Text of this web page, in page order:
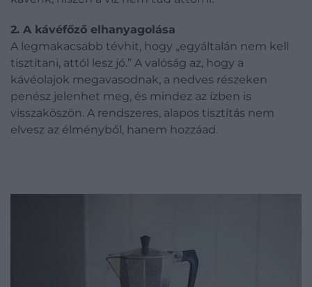
2. A kávéfőző elhanyagolása
A legmakacsabb tévhit, hogy „egyáltalán nem kell
tisztítani, attól lesz jó.” A valóság az, hogy a
kávéolajok megavasodnak, a nedves részeken
penész jelenhet meg, és mindez az ízben is
visszaköszön. A rendszeres, alapos tisztítás nem
elvesz az élményből, hanem hozzáad.